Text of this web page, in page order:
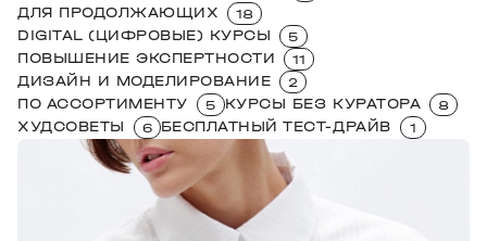
ДЛЯ ПРОДОЛЖАЮЩИХ 18
DIGITAL (ЦИФРОВЫЕ) КУРСЫ 5
ПОВЫШЕНИЕ ЭКСПЕРТНОСТИ 11
ДИЗАЙН И МОДЕЛИРОВАНИЕ 2
ПО АССОРТИМЕНТУ 5 КУРСЫ БЕЗ КУРАТОРА 8
ХУДСОВЕТЫ 6 БЕСПЛАТНЫЙ ТЕСТ-ДРАЙВ 1